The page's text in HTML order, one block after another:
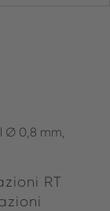
Ø 0,8 mm,
RT